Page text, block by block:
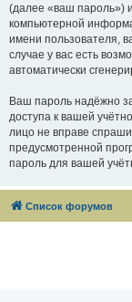
(далее «ваш пароль»)
компьютерной
имени пользователя,
случае у вас есть
автоматически
Ваш пароль надёжно
доступа к вашей
лицо не вправе
предусмотренной
пароль для вашей
Список форумов